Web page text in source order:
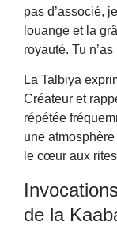
pas d’associé,
louange et la
royauté. Tu
La Talbiya
Créateur et
répétée
une
le cœur aux
de la